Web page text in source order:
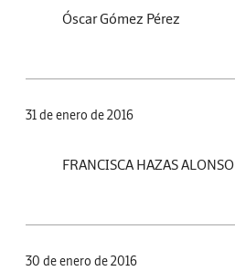
Óscar Gómez Pérez
31 de enero de 2016
FRANCISCA HAZAS ALONSO
30 de enero de 2016